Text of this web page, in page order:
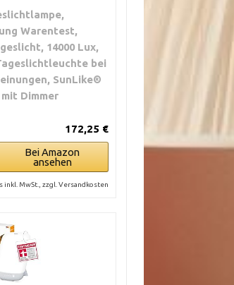
Warentest,
14000 Lux,
bei
SunLike®
Dimmer
172,25 €
Bei Amazon
ansehen
inkl. MwSt., zzgl. Versandkosten